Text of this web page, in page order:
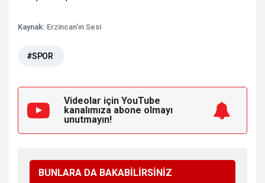
Kaynak: Erzincan'ın Sesi
#SPOR
Videolar için YouTube
kanalımıza abone olmayı
unutmayın!
BUNLARA DA BAKABİLİRSİNİZ